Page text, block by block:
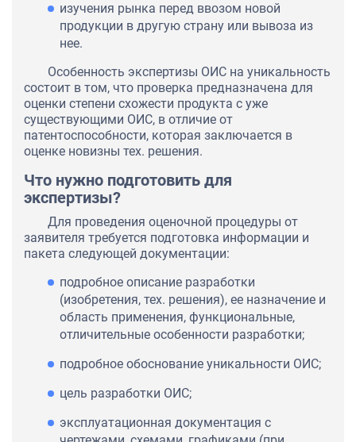
изучения рынка перед ввозом новой
продукции в другую страну или вывоза из
нее.
Особенность экспертизы ОИС на уникальность
состоит в том, что проверка предназначена для
оценки степени схожести продукта с уже
существующими ОИС, в отличие от
патентоспособности, которая заключается в
оценке новизны тех. решения.
Что нужно подготовить для
экспертизы?
Для проведения оценочной процедуры от
заявителя требуется подготовка информации и
пакета следующей документации:
подробное описание разработки
(изобретения, тех. решения), ее назначение и
область применения, функциональные,
отличительные особенности разработки;
подробное обоснование уникальности ОИС;
цель разработки ОИС;
эксплуатационная документация с